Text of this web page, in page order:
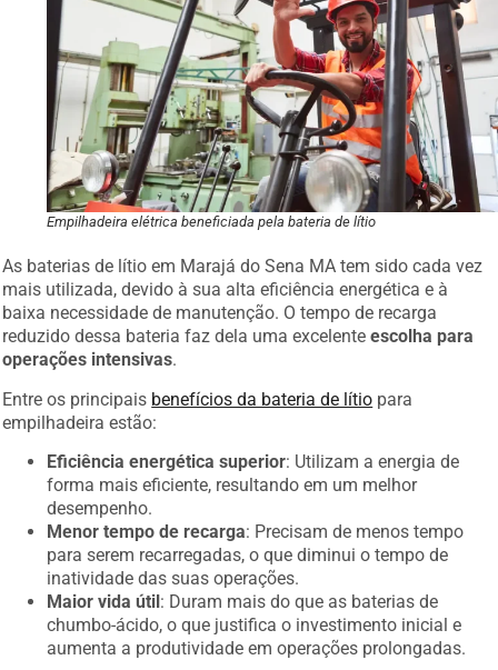
Empilhadeira elétrica beneficiada pela bateria de lítio
As baterias de lítio em Marajá do Sena MA tem sido cada vez
mais utilizada, devido à sua alta eficiência energética e à
baixa necessidade de manutenção. O tempo de recarga
reduzido dessa bateria faz dela uma excelenteescolha para
operações intensivas.
Entre os principais benefícios da bateria de lítio para
empilhadeira estão:
Eficiência energética superior: Utilizam a energia de
forma mais eficiente, resultando em um melhor
desempenho.
Menor tempo de recarga: Precisam de menos tempo
para serem recarregadas, o que diminui o tempo de
inatividade das suas operações.
Maior vida útil : Duram mais do que as baterias de
chumbo-ácido, o que justifica o investimento inicial e
aumenta a produtividade em operações prolongadas.